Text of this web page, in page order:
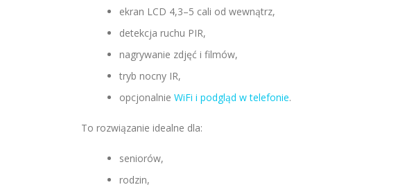
ekran LCD 4,3–5 cali od wewnątrz,
detekcja ruchu PIR,
nagrywanie zdjęć i filmów,
tryb nocny IR,
opcjonalnie WiFi i podgląd w telefonie.
To rozwiązanie idealne dla:
seniorów,
rodzin,